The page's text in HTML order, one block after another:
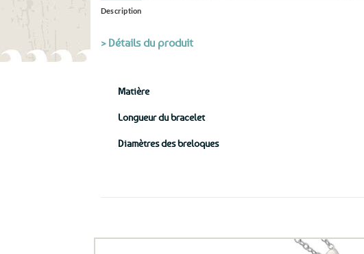
Description
> Détails du produit
Matière
Longueur du bracelet
Diamètres des breloques